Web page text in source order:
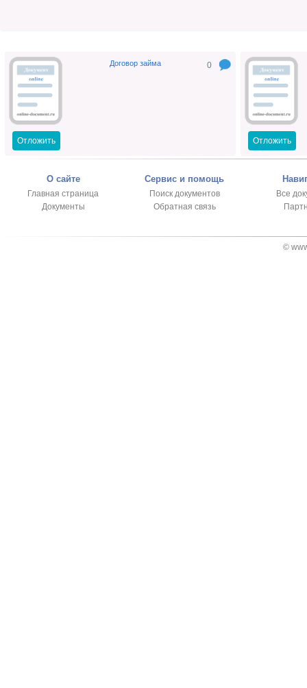
0
Договор займа
Отложить Отложить
О сайте
Главная страница
Документы
Сервис и помощь
Поиск документов
Обратная связь
Все
©